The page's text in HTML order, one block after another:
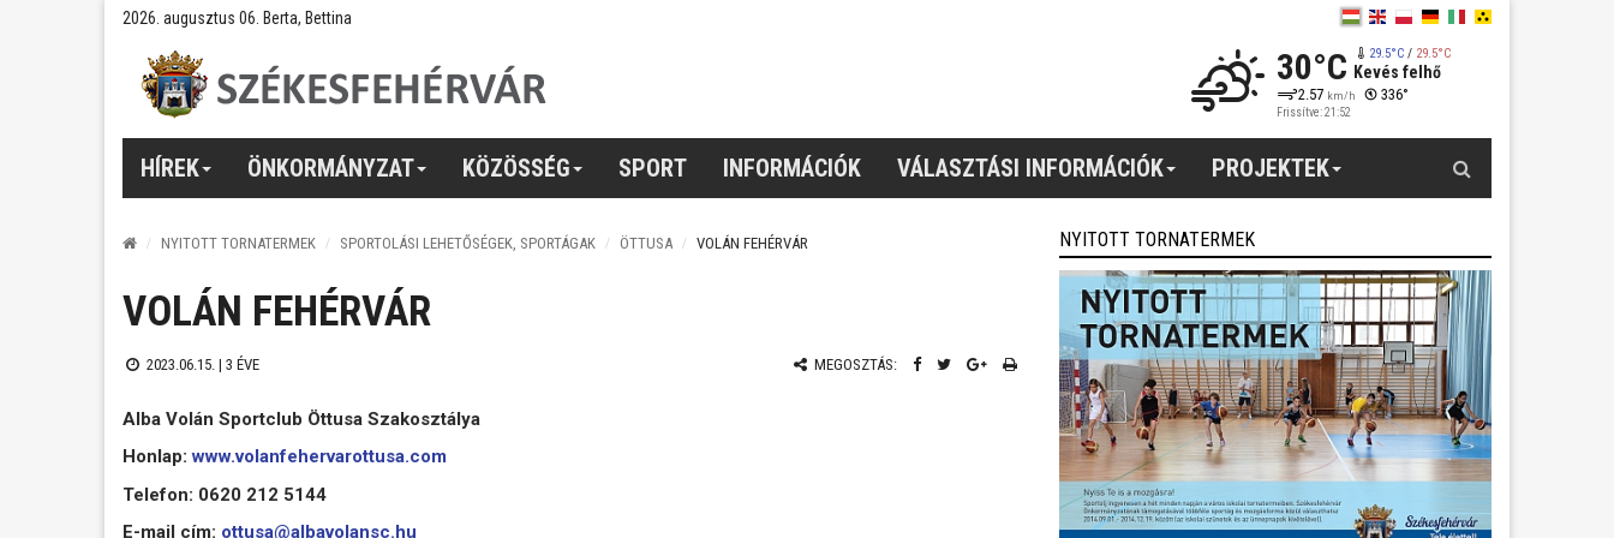
2026. augusztus 06. Berta, Bettina
30°C 29.5°C/ 29.5°C
Kevés felhő
2.57 km/h 336°
Frissítve: 21:52
HÍREK ÖNKORMÁNYZAT KÖZÖSSÉG SPORT INFORMÁCIÓK VÁLASZTÁSI INFORMÁCIÓK PROJEKTEK
NYITOTT TORNATERMEK SPORTOLÁSI LEHETŐSÉGEK, SPORTÁGAK ÖTTUSA VOLÁN FEHÉRVÁR
VOLÁN FEHÉRVÁR
2023.06.15. | 3 ÉVE MEGOSZTÁS:
Alba Volán Sportclub Öttusa Szakosztálya
Honlap:www.volanfehervarottusa.com
Telefon: 0620 212 5144
E-mail cím: ottusa@albavolansc.hu
NYITOTT TORNATERMEK